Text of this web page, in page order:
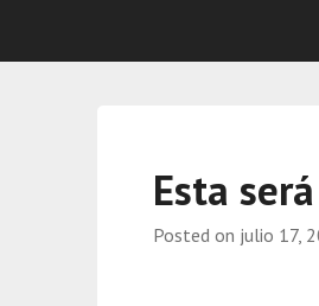
Esta
Posted on julio 17,